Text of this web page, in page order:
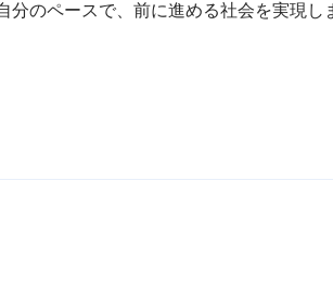
分のペースで、 前に進める社会を実現し